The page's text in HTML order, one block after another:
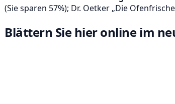
(Sie sparen 57%); Dr. Oetker „Die
Blättern Sie hier online im